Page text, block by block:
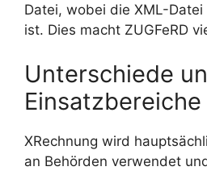
Datei, wobei die XML-
ist. Dies macht ZUGFeRD
Unterschiede
Einsatzbereiche
XRechnung wird
an Behörden verwendet